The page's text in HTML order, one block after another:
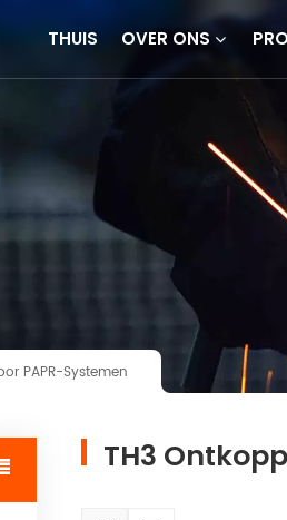
THUIS OVER ONS
PAPR-Systemen
TH3